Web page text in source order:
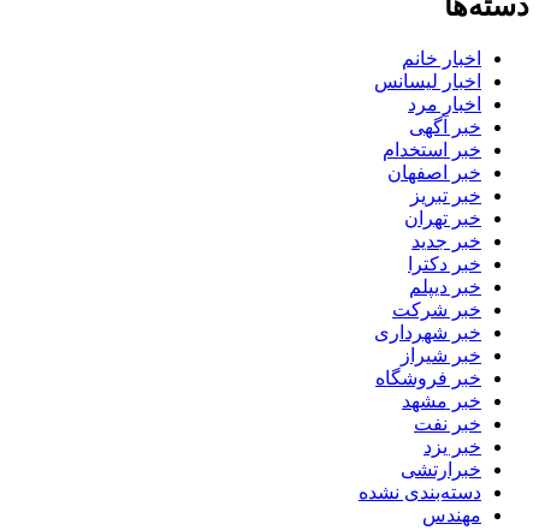
اخبار خانم
اخبار لیسانس
اخبار مرد
خبر آگهی
خبر استخدام
خبر اصفهان
خبر تبریز
خبر تهران
خبر جدید
خبر دکترا
خبر دیپلم
خبر شرکت
خبر شهرداری
خبر شیراز
خبر فروشگاه
خبر مشهد
خبر نفت
خبر یزد
خبرارتشی
دسته‌بندی نشده
مهندس